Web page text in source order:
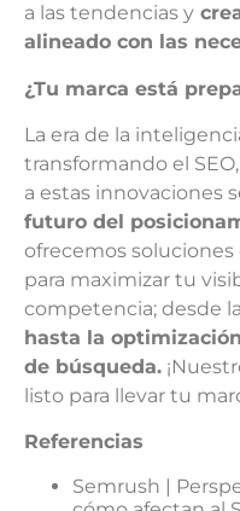
a las tendencias y
alineado con las
¿Tu marca está
La era de la
transformando el
a estas innovaciones
futuro del
ofrecemos soluciones
para maximizar tu
competencia; desde la
hasta la
de búsqueda.
listo para llevar tu
Referencias
Semrush |